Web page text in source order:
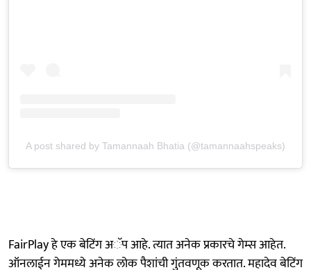
A post shared by Tamannaah Bhatia (@tamannaahspeaks)
FairPlay हे एक बेटिंग अॅप आहे. त्यात अनेक प्रकारचे गेम्स आहेत.
ऑनलाईन गेममध्ये अनेक लोक पैशांची गुंतवणूक करतात. महादेव बेटिंग